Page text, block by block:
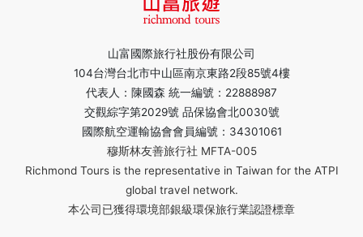
山富國際旅行社股份有限公司
104台灣台北市中山區南京東路2段85號4樓
代表人：陳國森 統一編號：22888987
交觀綜字第2029號 品保協會北0030號
國際航空運輸協會會員編號：34301061
穆斯林友善旅行社 MFTA-005
Richmond Tours is the representative in Taiwan for the ATPI
global travel network.
本公司已獲得環境部銀級環保旅行業認證標章